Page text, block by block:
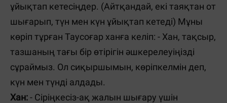
ұйықтап кетесіңдер. (Айтқандай, екі таяқтан от
шығарып, түн мен күн ұйықтап кетеді) Мұны
көріп тұрған Таусоғар ханға келіп: - Хан, тақсыр,
тазшаның тағы бір өтірігін әшкерелеуіңізді
сұраймыз. Ол сиқыршымын, көріпкелмін деп,
күн мен түнді алдады.
Хан:- Сіріңкесіз-ақ жалын шығару үшін